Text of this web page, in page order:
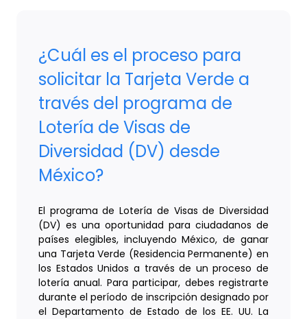
¿Cuál es el proceso para
solicitar la Tarjeta Verde a
través del programa de
Lotería de Visas de
Diversidad (DV) desde
México?
El programa de Lotería de Visas de Diversidad
(DV) es una oportunidad para ciudadanos de
países elegibles, incluyendo México, de ganar
una Tarjeta Verde (Residencia Permanente) en
los Estados Unidos a través de un proceso de
lotería anual. Para participar, debes registrarte
durante el período de inscripción designado por
el Departamento de Estado de los EE. UU. La